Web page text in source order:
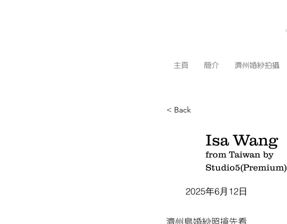
主頁 簡介 濟州婚紗拍攝
< Back
Isa Wang
from Taiwan by
Studio5(Premium)
2025年6月12日
濟州島婚紗照搶先看